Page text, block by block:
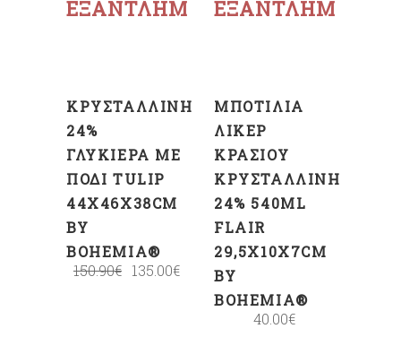
ΕΞΑΝΤΛΗΜΈΝΟ
ΚΡΥΣΤΆΛΛΙΝΗ
24%
ΓΛΥΚΙΈΡΑ ΜΕ
ΠΌΔΙ TULIP
44X46X38CM
BY
BOHEMIA®
150.90€ 135.00€
ΕΞΑΝΤΛΗΜΈΝΟ
ΜΠΟΤΊΛΙΑ
ΛΙΚΈΡ
ΚΡΑΣΙΟΎ
ΚΡΥΣΤΆΛΛΙΝΗ
24% 540ML
FLAIR
29,5X10X7CM
BY
BOHEMIA®
40.00€